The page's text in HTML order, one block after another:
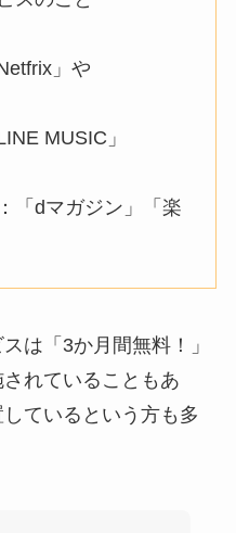
」や
MUSIC」
「dマガジン」「楽
は「3か月間無料！」
れていることもあ
ているという方も多